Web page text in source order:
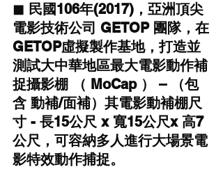
◼ 民國106年(2017)，亞洲頂尖
電影技術公司 GETOP 團隊，在
GETOP虛擬製作基地，打造並
測試大中華地區最大電影動作補
捉攝影棚 （ MoCap ） – （包
含 動補/面補）其電影動補棚尺
寸 - 長15公尺 x 寬15公尺x 高7
公尺，可容納多人進行大場景電
影特效動作捕捉。